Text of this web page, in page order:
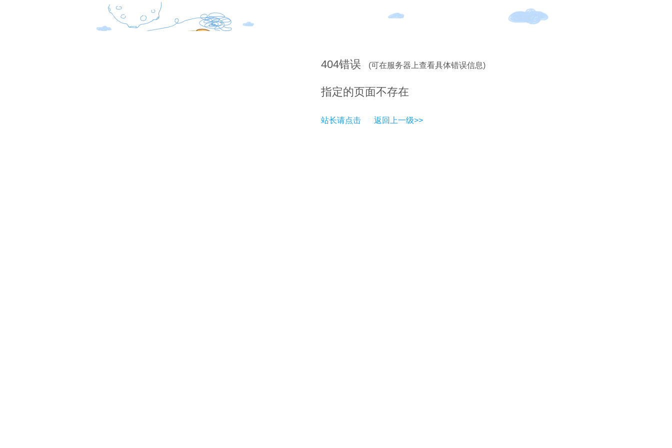
404错误 (可在服务器上查看具体错误信息)
指定的页面不存在
站长请点击 返回上一级>>